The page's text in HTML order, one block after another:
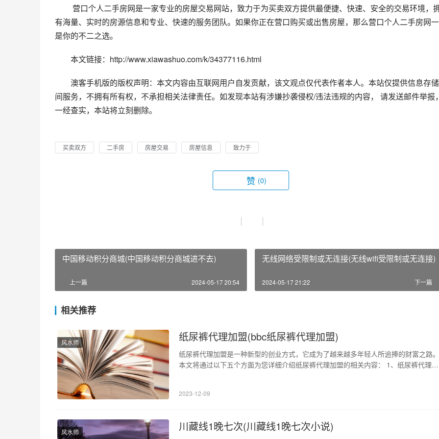
有海量、实时的房源信息和专业、快速的服务团队。如果你正在营口购买或出售房屋，那么营口个人二手房网
是你的不二之选。
本文链接：http://www.xiawashuo.com/k/34377116.html
澳客手机版的版权声明：本文内容由互联网用户自发贡献，该文观点仅代表作者本人。本站仅提供信息存
间服务，不拥有所有权，不承担相关法律责任。如发现本站有涉嫌抄袭侵权/违法违规的内容， 请发送邮件举报，
一经查实，本站将立刻删除。
买卖双方 二手房 房屋交易 房屋信息 致力于
赞 (0)
中国移动积分商城(中国移动积分商城进不去)
上一篇 2024-05-17 20:54
无线网络受限制或无连接(无线wifi受限制或无连接)
下一篇
2024-05-17 21:22
相关推荐
风水师 纸尿裤代理加盟(bbc纸尿裤代理加盟)
纸尿裤代理加盟是一种新型的创业方式，它成为了越来越多年轻人所追捧的财富之路。
本文将通过以下五个方面为您详细介绍纸尿裤代理加盟的相关内容： 1、纸尿裤代理加
少经营上的风险，更快速地获取稳定的利润。 2、纸尿裤…
2023-12-09
风水师 川藏线1晚七次(川藏线1晚七次小说)